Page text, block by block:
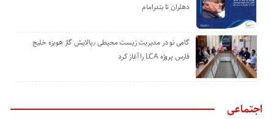
دهلران تا بندرامام
گامی نو در مدیریت زیست ‌محیطی ٫پالایش گاز هویزه خلیج
‌فارس پروژه LCA را آغاز کرد
اجتماعی